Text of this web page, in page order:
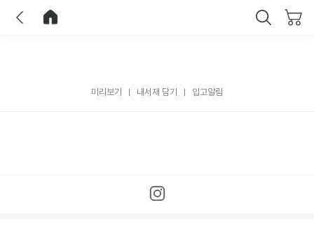
미리보기 내서재 담기 입고알림